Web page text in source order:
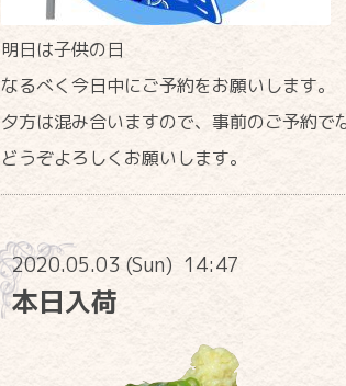
明日は子供の日
なるべく今日中にご予約をお願いします。
夕方は混み合いますので、事前のご予約
どうぞよろしくお願いします。
2020.05.03 (Sun) 14:47
本日入荷